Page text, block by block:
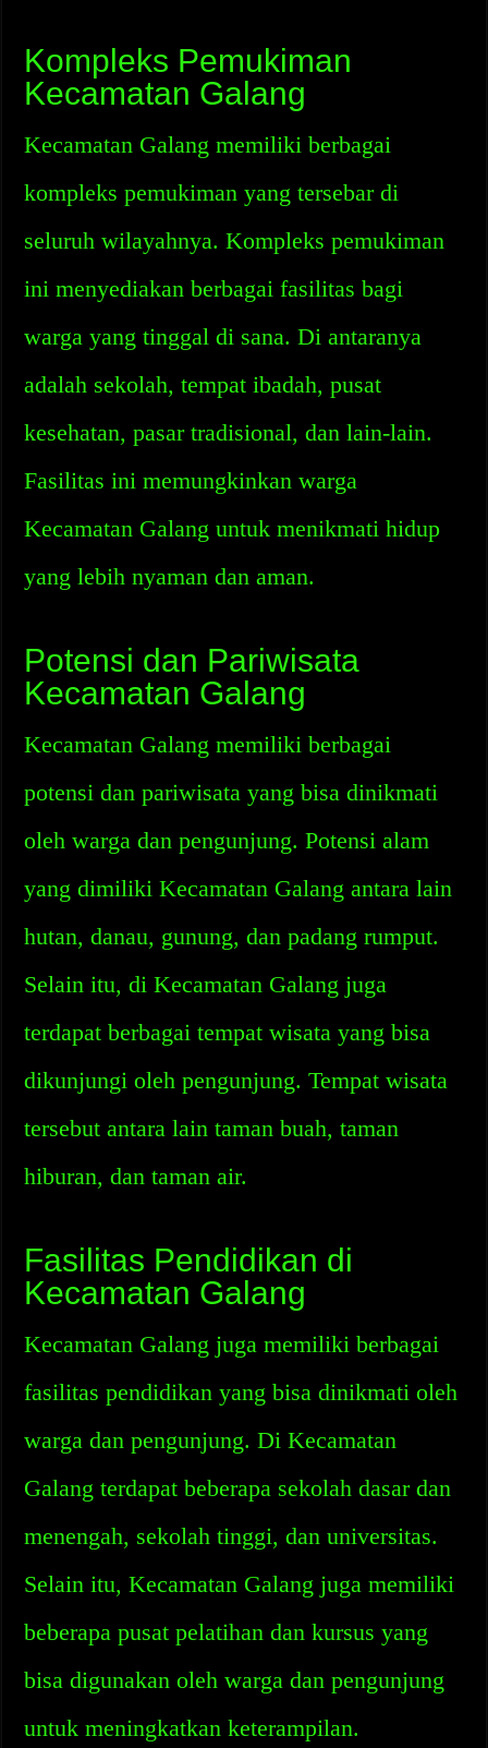
Kompleks Pemukiman
Kecamatan Galang
Kecamatan Galang memiliki berbagai
kompleks pemukiman yang tersebar di
seluruh wilayahnya. Kompleks pemukiman
ini menyediakan berbagai fasilitas bagi
warga yang tinggal di sana. Di antaranya
adalah sekolah, tempat ibadah, pusat
kesehatan, pasar tradisional, dan lain-lain.
Fasilitas ini memungkinkan warga
Kecamatan Galang untuk menikmati hidup
yang lebih nyaman dan aman.
Potensi dan Pariwisata
Kecamatan Galang
Kecamatan Galang memiliki berbagai
potensi dan pariwisata yang bisa dinikmati
oleh warga dan pengunjung. Potensi alam
yang dimiliki Kecamatan Galang antara lain
hutan, danau, gunung, dan padang rumput.
Selain itu, di Kecamatan Galang juga
terdapat berbagai tempat wisata yang bisa
dikunjungi oleh pengunjung. Tempat wisata
tersebut antara lain taman buah, taman
hiburan, dan taman air.
Fasilitas Pendidikan di
Kecamatan Galang
Kecamatan Galang juga memiliki berbagai
fasilitas pendidikan yang bisa dinikmati oleh
warga dan pengunjung. Di Kecamatan
Galang terdapat beberapa sekolah dasar dan
menengah, sekolah tinggi, dan universitas.
Selain itu, Kecamatan Galang juga memiliki
beberapa pusat pelatihan dan kursus yang
bisa digunakan oleh warga dan pengunjung
untuk meningkatkan keterampilan.